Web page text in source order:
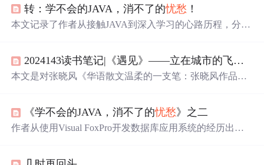
的自然景观以及人们的情感变化，展现了清明节的双重意
义。
转：学不会的JAVA，消不了的忧愁 ！
本文记录了作者从接触JAVA到深入学习的心路历程，分享
2024143读书笔记|《遇见》——立在城市的飞尘里，我们是一列
本文是对张晓风《华语散文温柔的一支笔：张晓风作品集
爱、时间、自然的思考，还有对小孩、母亲的细腻情感描
写，打开了看待事情的新角度。
《学不会的JAVA，消不了的忧愁》之二
作者从使用Visual FoxPro开发数据库应用系统的经历出